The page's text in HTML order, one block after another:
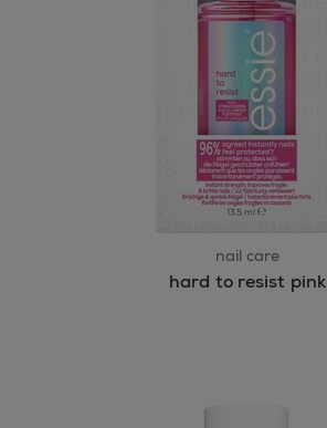
nail care
hard to resist pink